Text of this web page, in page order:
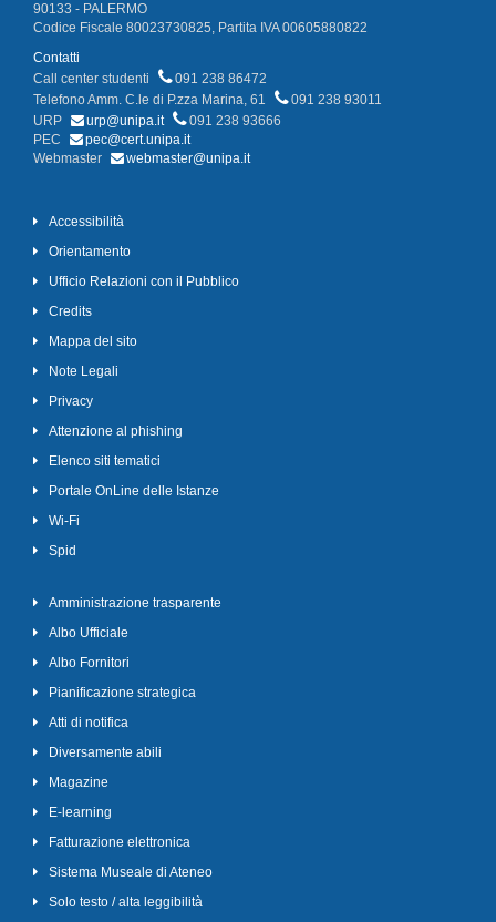
90133 - PALERMO
Codice Fiscale 80023730825, Partita IVA 00605880822
Contatti
Call center studenti
091 238 86472
Telefono Amm. C.le di P.zza Marina, 61
091 238 93011
URP
urp@unipa.it
091 238 93666
PEC
pec@cert.unipa.it
Webmaster
webmaster@unipa.it
Accessibilità
Orientamento
Ufficio Relazioni con il Pubblico
Credits
Mappa del sito
Note Legali
Privacy
Attenzione al phishing
Elenco siti tematici
Portale OnLine delle Istanze
Wi-Fi
Spid
Amministrazione trasparente
Albo Ufficiale
Albo Fornitori
Pianificazione strategica
Atti di notifica
Diversamente abili
Magazine
E-learning
Fatturazione elettronica
Sistema Museale di Ateneo
Solo testo / alta leggibilità